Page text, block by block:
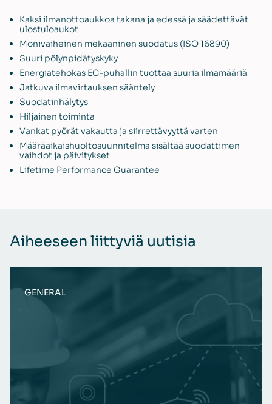
Kaksi ilmanottoaukkoa takana ja edessä ja säädettävät
ulostuloaukot
Monivaiheinen mekaaninen suodatus (ISO 16890)
Suuri pölynpidätyskyky
Energiatehokas EC-puhallin tuottaa suuria ilmamääriä
Jatkuva ilmavirtauksen sääntely
Suodatinhälytys
Hiljainen toiminta
Vankat pyörät vakautta ja siirrettävyyttä varten
Määräaikaishuoltosuunnitelma sisältää suodattimen
vaihdot ja päivitykset
Lifetime Performance Guarantee
Aiheeseen liittyviä uutisia
GENERAL